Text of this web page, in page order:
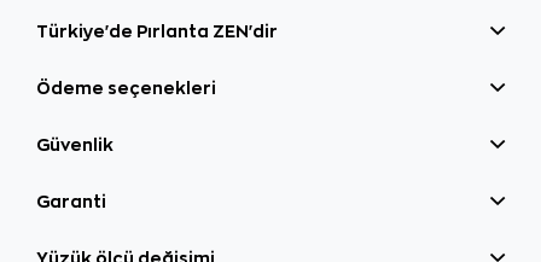
Türkiye'de Pırlanta ZEN'dir
Ödeme seçenekleri
Güvenlik
Garanti
Yüzük ölçü değişimi